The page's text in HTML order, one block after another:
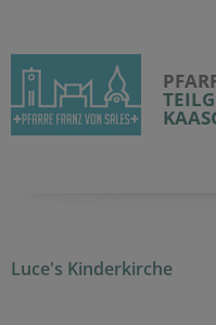
Luce's Kinderkirche